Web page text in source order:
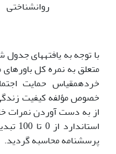
روانشناختی
متعلق به نمره کل
خرده­مقیاس حمایت
خصوص مؤلفه کیفیت
از به دست آوردن نمرات
پرسشنامه محاسبه گردید.